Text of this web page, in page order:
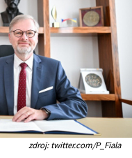
zdroj: twitter.com/P_Fiala